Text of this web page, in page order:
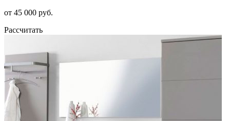
от 45 000 руб.
Рассчитать